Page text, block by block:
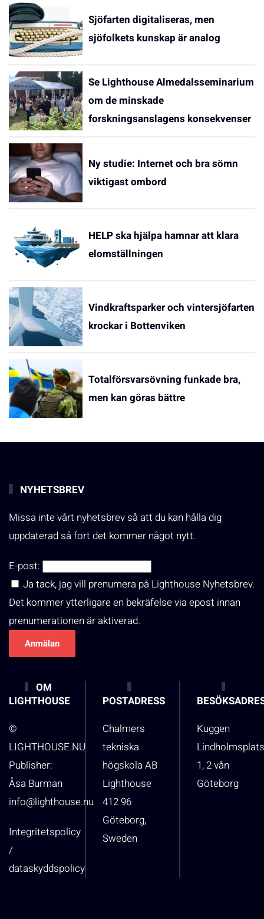
Sjöfarten digitaliseras, men
sjöfolkets kunskap är analog
Se Lighthouse Almedalsseminarium
om de minskade
forskningsanslagens konsekvenser
Ny studie: Internet och bra sömn
viktigast ombord
HELP ska hjälpa hamnar att klara
elomställningen
Vindkraftsparker och vintersjöfarten
krockar i Bottenviken
Totalförsvarsövning funkade bra,
men kan göras bättre
NYHETSBREV
Missa inte vårt nyhetsbrev så att du kan hålla dig
uppdaterad så fort det kommer något nytt.
E-post:
Ja tack, jag vill prenumera på Lighthouse Nyhetsbrev.
Det kommer ytterligare en bekräfelse via epost innan
prenumerationen är aktiverad.
OM
LIGHTHOUSE
©
LIGHTHOUSE.NU
Publisher:
Åsa Burman
info@lighthouse.nu
Integritetspolicy
/
dataskyddspolicy
POSTADRESS
Chalmers
tekniska
högskola AB
Lighthouse
412 96
Göteborg,
Sweden
Kuggen
1, 2 vån
Göteborg